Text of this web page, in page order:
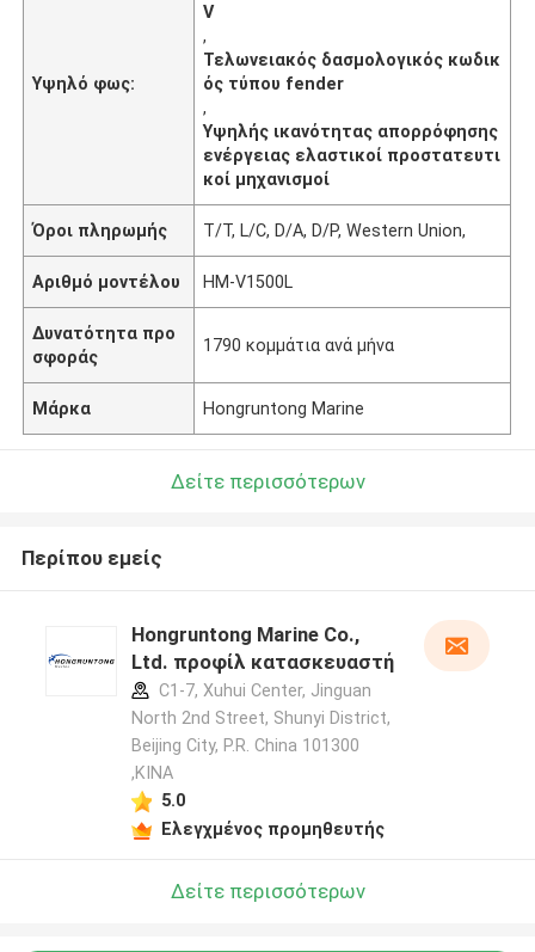
Υψηλό φως:
V
,
Τελωνειακός δασμολογικός κωδικ
ός τύπου fender
,
Υψηλής ικανότητας απορρόφησης
ενέργειας ελαστικοί προστατευτι
κοί μηχανισμοί
Όροι πληρωμής T/T, L/C, D/A, D/P, Western Union,
Αριθμό μοντέλου HM-V1500L
Δυνατότητα προ
σφοράς
1790 κομμάτια ανά μήνα
Μάρκα Hongruntong Marine
Δείτε περισσότερων
Περίπου εμείς
Hongruntong Marine Co.,
Ltd. προφίλ κατασκευαστή
C1-7, Xuhui Center, Jinguan
North 2nd Street, Shunyi District,
Beijing City, P.R. China 101300
,ΚΙΝΑ
5.0
Ελεγχμένος προμηθευτής
Δείτε περισσότερων